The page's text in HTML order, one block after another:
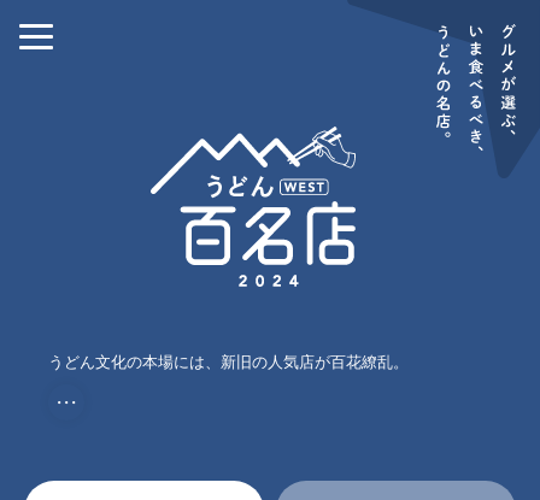
うどん文化の本場には、新旧の人気店が百花繚乱。
・・・